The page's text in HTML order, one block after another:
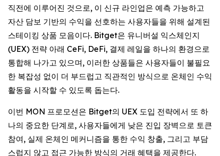
직전에 이루어진 것으로, 이 신규 라인업은 예측 가능하고
자산 담보 기반의 수익을 선호하는 사용자들을 위해 설계된
스테이킹 상품 모음이다. Bitget은 유니버설 익스체인지
(UEX) 전략 아래 CeFi, DeFi, 결제 레일을 하나의 환경으로
통합해 나가고 있으며, 이러한 상품들은 사용자들이 불필요
한 복잡성 없이 더 부드럽고 직관적인 방식으로 온체인 수익
활동을 시작할 수 있도록 돕는다.
이번 MON 프로모션은 Bitget의 UEX 도입 전략에서 또 하
나의 중요한 단계로, 사용자들에게 낮은 진입 장벽으로 토큰
참여, 실제 온체인 메커니즘을 통한 수익 창출, 그리고 부담
스럽지 않고 접근 가능한 방식의 거래 혜택을 제공한다.